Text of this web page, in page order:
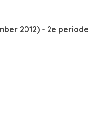
2012) - 2e periode